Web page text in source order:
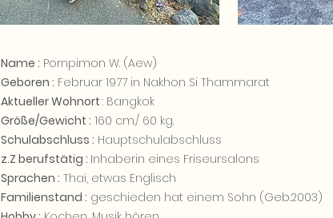
Name : Pornpimon W. (Aew)
Geboren : Februar 1977 in Nakhon Si Thammarat
Aktueller Wohnort : Bangkok
Größe/Gewicht : 160 cm./ 60 kg.
Schulabschluss : Hauptschulabschluss
z.Z berufstätig : Inhaberin eines Friseursalons
Sprachen : Thai, etwas Englisch
Familienstand : geschieden hat einem Sohn (Geb.2003)